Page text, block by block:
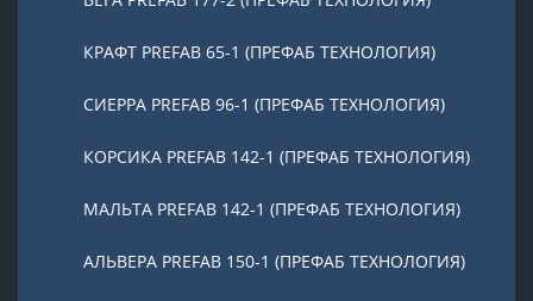
КРАФТ PREFAB 65-1 (ПРЕФАБ ТЕХНОЛОГИЯ)
СИЕРРА PREFAB 96-1 (ПРЕФАБ ТЕХНОЛОГИЯ)
КОРСИКА PREFAB 142-1 (ПРЕФАБ ТЕХНОЛОГИЯ)
МАЛЬТА PREFAB 142-1 (ПРЕФАБ ТЕХНОЛОГИЯ)
АЛЬВЕРА PREFAB 150-1 (ПРЕФАБ ТЕХНОЛОГИЯ)